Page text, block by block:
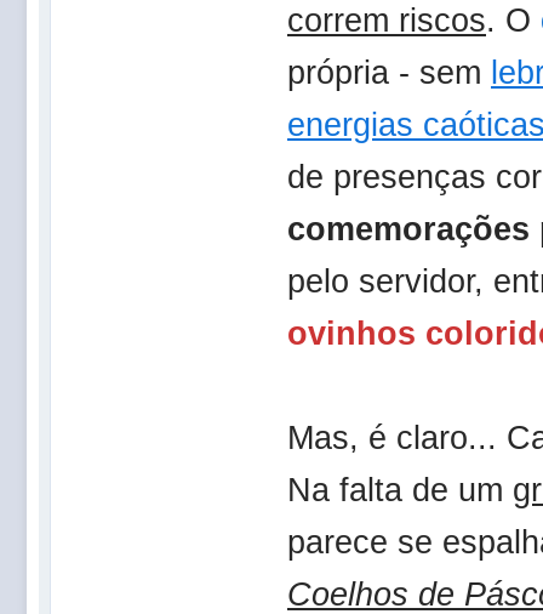
correm riscos. O
própria - sem
energias
de presenças
comemorações
pelo servidor,
ovinhos
Mas, é claro...
Na falta de um
parece se
Coelhos de